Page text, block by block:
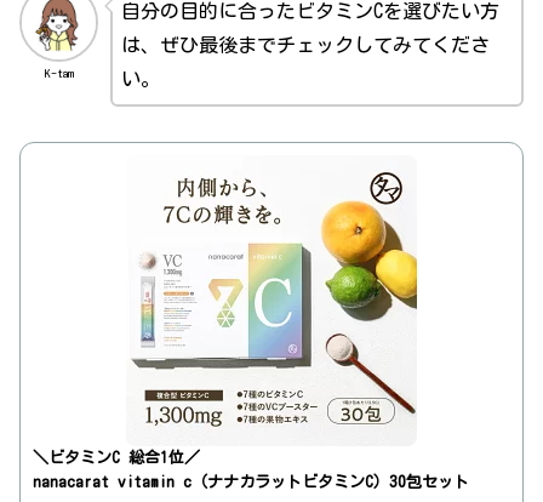
K-tam
自分の目的に合ったビタミンCを選びたい方
は、ぜひ最後までチェックしてみてくださ
い。
＼ビタミンC 総合1位／
nanacarat vitamin c（ナナカラットビタミンC）30包セット